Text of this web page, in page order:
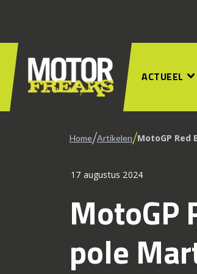
ACTUEEL
Home/Artikelen/MotoGP
17 augustus 2024
MotoGP
pole